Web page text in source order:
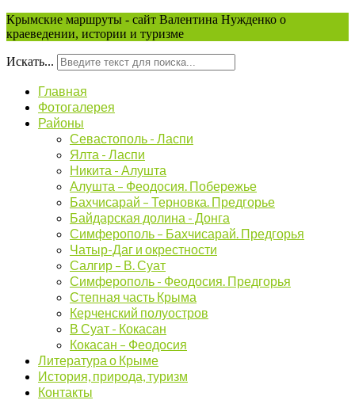
Крымские маршруты - сайт Валентина Нужденко о
краеведении, истории и туризме
Искать...
Главная
Фотогалерея
Районы
Севастополь - Ласпи
Ялта - Ласпи
Никита - Алушта
Алушта – Феодосия. Побережье
Бахчисарай – Терновка. Предгорье
Байдарская долина - Донга
Симферополь – Бахчисарай. Предгорья
Чатыр-Даг и окрестности
Салгир – В. Суат
Симферополь - Феодосия. Предгорья
Степная часть Крыма
Керченский полуостров
В Суат - Кокасан
Кокасан – Феодосия
Литература о Крыме
История, природа, туризм
Контакты